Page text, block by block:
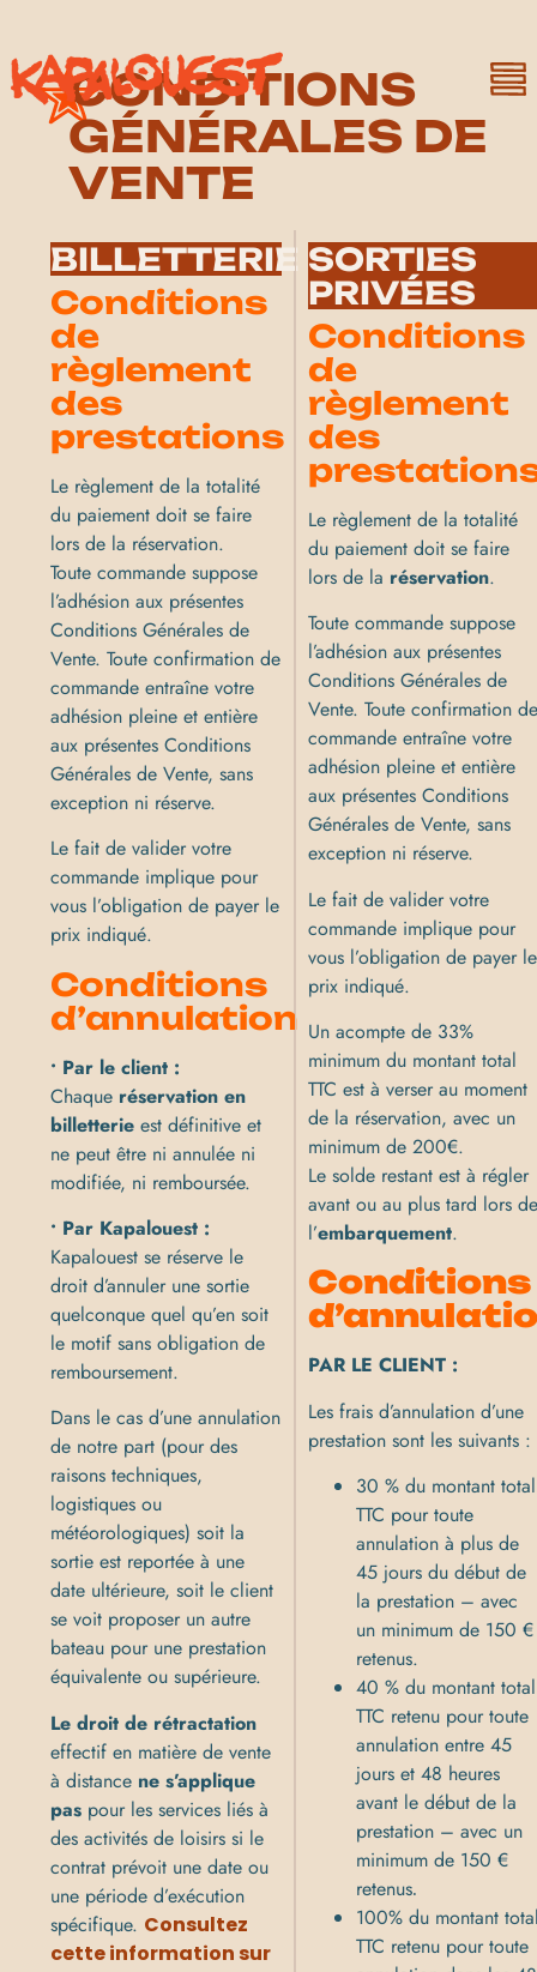
CONDITIONS
GÉNÉRALES DE
VENTE
BILLETTERIE
Conditions
de
règlement
des
prestations
Le règlement de la totalité
du paiement doit se faire
lors de la réservation.
Toute commande suppose
l’adhésion aux présentes
Conditions Générales de
Vente. Toute confirmation de
commande entraîne votre
adhésion pleine et entière
aux présentes Conditions
Générales de Vente, sans
exception ni réserve.
Le fait de valider votre
commande implique pour
vous l’obligation de payer le
prix indiqué.
Conditions
d’annulation
• Par le client :
Chaque réservation en
billetterie est définitive et
ne peut être ni annulée ni
modifiée, ni remboursée.
• Par Kapalouest :
Kapalouest se réserve le
droit d’annuler une sortie
quelconque quel qu’en soit
le motif sans obligation de
remboursement.
Dans le cas d’une annulation
de notre part (pour des
raisons techniques,
logistiques ou
météorologiques) soit la
sortie est reportée à une
date ultérieure, soit le client
se voit proposer un autre
bateau pour une prestation
équivalente ou supérieure.
Le droit de rétractation
effectif en matière de vente
à distance ne s’applique
pas pour les services liés à
des activités de loisirs si le
contrat prévoit une date ou
une période d’exécution
spécifique. Consultez
cette information sur
SORTIES
PRIVÉES
Conditions
de
règlement
des
Le règlement de la totalité
du paiement doit se faire
lors de la réservation.
Toute commande suppose
l’adhésion aux présentes
Conditions Générales de
Vente. Toute confirmation
commande entraîne votre
adhésion pleine et entière
aux présentes Conditions
Générales de Vente, sans
exception ni réserve.
Le fait de valider votre
commande implique pour
vous l’obligation de payer le
prix indiqué.
Un acompte de 33%
minimum du montant total
TTC est à verser au moment
de la réservation, avec un
minimum de 200€.
Le solde restant est à régler
avant ou au plus tard lors
l’embarquement.
Conditions
PAR LE CLIENT :
Les frais d’annulation d’une
prestation sont les suivants :
30 % du montant total
TTC pour toute
annulation à plus de
45 jours du début de
la prestation – avec
un minimum de 150 €
retenus.
40 % du montant total
TTC retenu pour toute
annulation entre 45
jours et 48 heures
avant le début de la
prestation – avec un
minimum de 150 €
retenus.
100% du montant
TTC retenu pour toute